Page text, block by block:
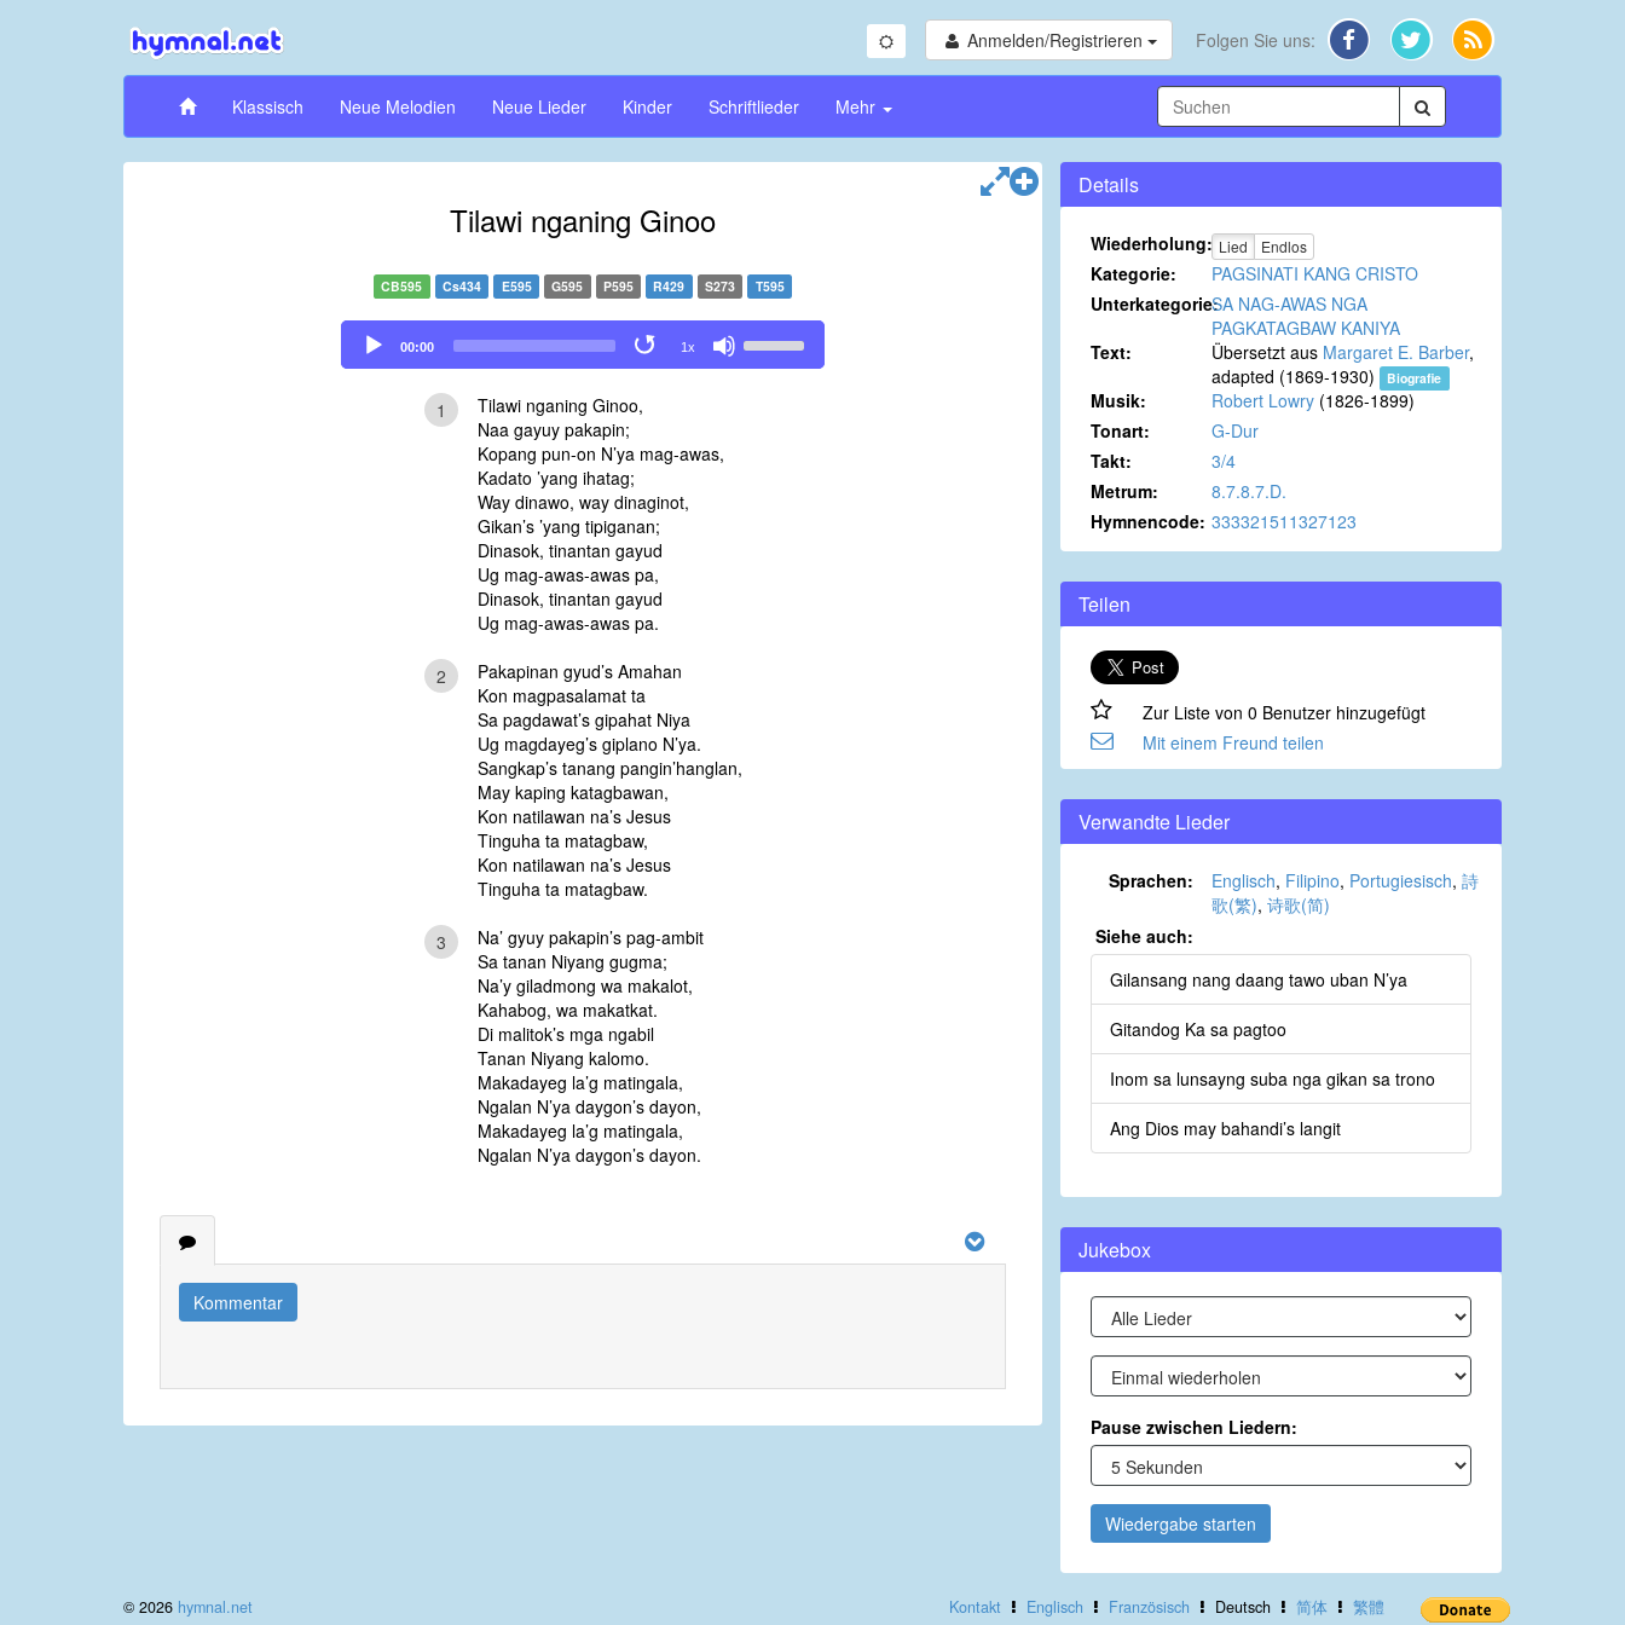
Anmelden/Registrieren Folgen Sie uns:
Klassisch Neue Melodien Neue Lieder Kinder Schriftlieder Mehr
Tilawi nganing Ginoo
CB595 Cs434 E595 G595 P595 R429 S273 T595
Audio
Player
00:00 1x
Up/Down
1
Tilawi nganing Ginoo,
Naa gayuy pakapin;
Kopang pun-on N’ya mag-awas,
Kadato ’yang ihatag;
Way dinawo, way dinaginot,
Gikan’s ’yang tipiganan;
Dinasok, tinantan gayud
Ug mag-awas-awas pa,
Dinasok, tinantan gayud
Ug mag-awas-awas pa.
2
Pakapinan gyud’s Amahan
Kon magpasalamat ta
Sa pagdawat’s gipahat Niya
Ug magdayeg’s giplano N’ya.
Sangkap’s tanang pangin’hanglan,
May kaping katagbawan,
Kon natilawan na’s Jesus
Tinguha ta matagbaw,
Kon natilawan na’s Jesus
Tinguha ta matagbaw.
3
Na’ gyuy pakapin’s pag-ambit
Sa tanan Niyang gugma;
Na’y giladmong wa makalot,
Kahabog, wa makatkat.
Di malitok’s mga ngabil
Tanan Niyang kalomo.
Makadayeg la’g matingala,
Ngalan N’ya daygon’s dayon,
Makadayeg la’g matingala,
Ngalan N’ya daygon’s dayon.
Kommentar
Details
Wiederholung: Lied Endlos
Kategorie:
PAGSINATI KANG CRISTO
Unterkategorie:SA NAG-AWAS NGA
PAGKATAGBAW KANIYA
Text:
Übersetzt aus Margaret E. Barber,
adapted (1869-1930) Biografie
Musik: Robert Lowry (1826-1899)
Tonart:
G-Dur
Takt:
3/4
Metrum:
8.7.8.7.D.
Hymnencode: 333321511327123
Teilen
Zur Liste von 0 Benutzer hinzugefügt
Mit einem Freund teilen
Verwandte Lieder
Sprachen: Englisch, Filipino, Portugiesisch, 詩
歌(繁), 诗歌(简)
Siehe auch:
Gilansang nang daang tawo uban N’ya
Gitandog Ka sa pagtoo
Inom sa lunsayng suba nga gikan sa trono
Ang Dios may bahandi’s langit
Jukebox
Pause zwischen Liedern:
Wiedergabe starten
Kontakt Englisch Französisch Deutsch 简体 繁體
© 2026 hymnal.net